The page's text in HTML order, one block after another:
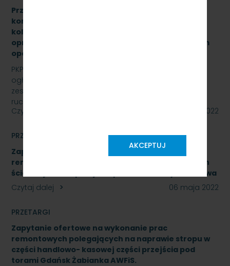
AKCEPTUJ
Przetarg nieograniczony na wymianę zestawów
komputerowych urządzeń sterowania ruchem
kolejowym wraz z dokonaniem konfiguracji
oprogramowania systemu ILTOR-2 wraz z prawem
opcji - znak: SKMMU.086.16.22
PKP SZYBKA KOLEJ MIEJSKA W TRÓJMIEŚCIE Sp. z o.o.
ogłasza przetarg nieograniczony na wymianę
zestawów komputerowych urządzeń sterowania
ruchem…
Czytaj dalej
09 maja 2022
PRZETARGI
Zapytanie ofertowe na wykonanie prac
remontowych polegających na naprawie okładzin
ścian zejścia do przejścia pod torami Gdynia Cisowa
Czytaj dalej
06 maja 2022
PRZETARGI
Zapytanie ofertowe na wykonanie prac
remontowych polegających na naprawie stropu w
części handlowo- kasowej części przejścia pod
torami Gdańsk Żabianka AWFiS.